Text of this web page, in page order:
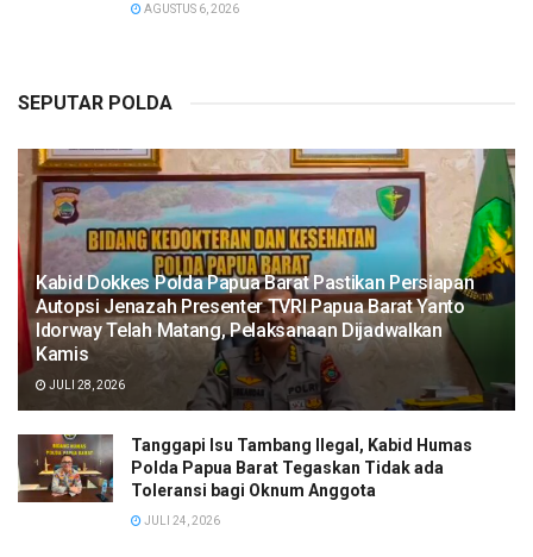
AGUSTUS 6, 2026
SEPUTAR POLDA
Kabid Dokkes Polda Papua Barat Pastikan Persiapan
Autopsi Jenazah Presenter TVRI Papua Barat Yanto
Idorway Telah Matang, Pelaksanaan Dijadwalkan
Kamis
JULI 28, 2026
Tanggapi Isu Tambang Ilegal, Kabid Humas
Polda Papua Barat Tegaskan Tidak ada
Toleransi bagi Oknum Anggota
JULI 24, 2026